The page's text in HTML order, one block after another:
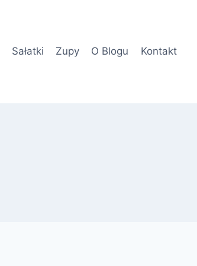
Sałatki Zupy O Blogu Kontakt